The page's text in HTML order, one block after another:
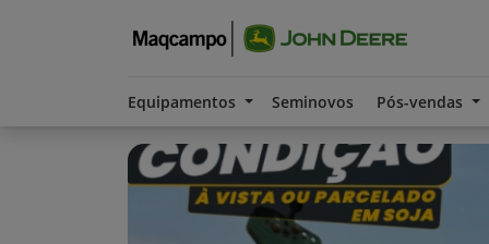
Equipamentos Seminovos Pós-vendas